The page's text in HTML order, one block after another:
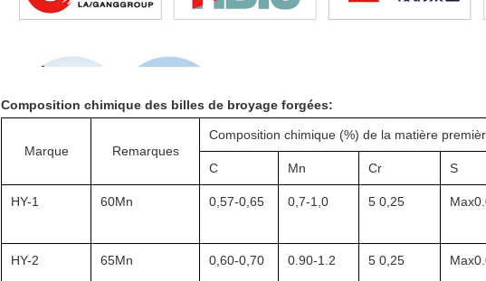
Composition chimique des billes de broyage forgées:
Marque Remarques
Composition chimique (%) de la matière
C Mn Cr S
HY-1 60Mn 0,57-0,65 0,7-1,0 5 0,25
HY-2 65Mn 0,60-0,70 0.90-1.2 5 0,25